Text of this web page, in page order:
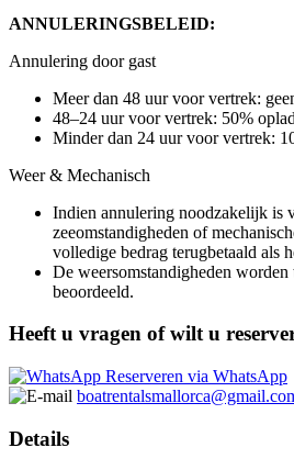
ANNULERINGSBELEID:
Annulering door gast
Meer dan 48 uur voor vertrek:
48–24 uur voor vertrek: 50%
Minder dan 24 uur voor vertrek:
Weer & Mechanisch
Indien annulering noodzakelijk is
zeeomstandigheden of
volledige bedrag terugbetaald als
De weersomstandigheden
beoordeeld.
Heeft u vragen of wilt u
Reserveren via WhatsApp
Details